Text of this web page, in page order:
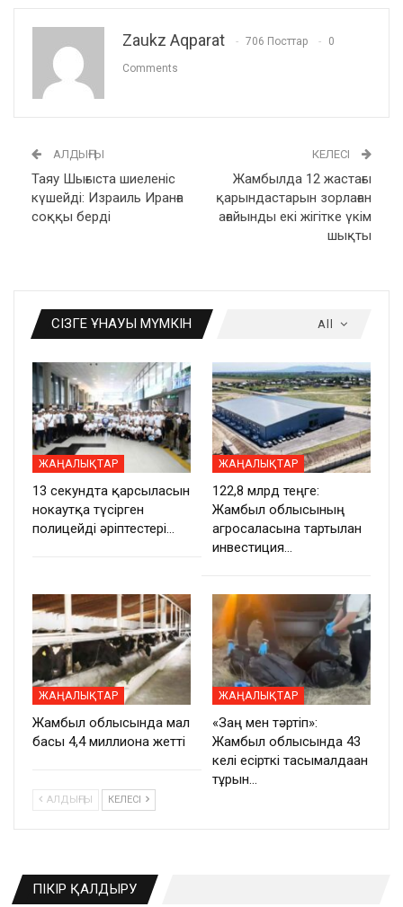
Zaukz Aqparat 706 Посттар 0
Comments
АЛДЫҢҒЫ
Таяу Шығыста шиеленіс
күшейді: Израиль Иранға
соққы берді
КЕЛЕСІ
Жамбылда 12 жастағы
қарындастарын зорлаған
ағайынды екі жігітке үкім
шықты
All
СІЗГЕ ҰНАУЫ МҮМКІН
ЖАҢАЛЫҚТАР
13 секундта қарсыласын
нокаутқа түсірген
полицейді әріптестері…
ЖАҢАЛЫҚТАР
122,8 млрд теңге:
Жамбыл облысының
агросаласына тартылған
инвестиция…
ЖАҢАЛЫҚТАР
Жамбыл облысында мал
басы 4,4 миллионға жетті
ЖАҢАЛЫҚТАР
«Заң мен тәртіп»:
Жамбыл облысында 43
келі есірткі тасымалдаған
тұрғын…
АЛДЫҢҒЫ КЕЛЕСІ
ПІКІР ҚАЛДЫРУ